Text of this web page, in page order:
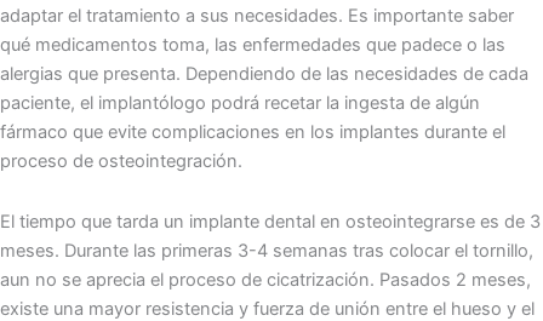
adaptar el tratamiento a sus necesidades. Es importante saber
qué medicamentos toma, las enfermedades que padece o las
alergias que presenta. Dependiendo de las necesidades de cada
paciente, el implantólogo podrá recetar la ingesta de algún
fármaco que evite complicaciones en los implantes durante el
proceso de osteointegración.
El tiempo que tarda un implante dental en osteointegrarse es de 3
meses. Durante las primeras 3-4 semanas tras colocar el tornillo,
aun no se aprecia el proceso de cicatrización. Pasados 2 meses,
existe una mayor resistencia y fuerza de unión entre el hueso y el